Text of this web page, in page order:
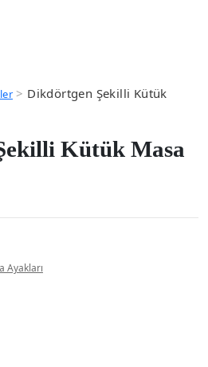
> Dikdörtgen Şekilli Kütük
Kütük Masa
Ayakları